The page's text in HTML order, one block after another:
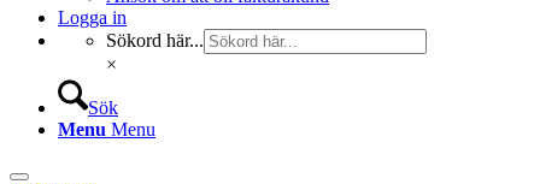
Logga in
Sökord här...
×
Sök
Menu Menu